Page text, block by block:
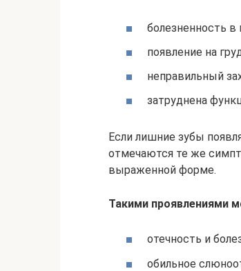
болезненность в
появление на
неправильный
затруднена
Если лишние зубы
отмечаются те же
выраженной форме.
Такими проявлениями
отечность и
обильное